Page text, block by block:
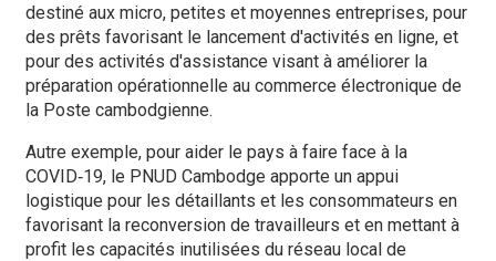
destiné aux micro, petites et moyennes entreprises, pour
des prêts favorisant le lancement d'activités en ligne, et
pour des activités d'assistance visant à améliorer la
préparation opérationnelle au commerce électronique de
la Poste cambodgienne.
Autre exemple, pour aider le pays à faire face à la
COVID‑19, le PNUD Cambodge apporte un appui
logistique pour les détaillants et les consommateurs en
favorisant la reconversion de travailleurs et en mettant à
profit les capacités inutilisées du réseau local de